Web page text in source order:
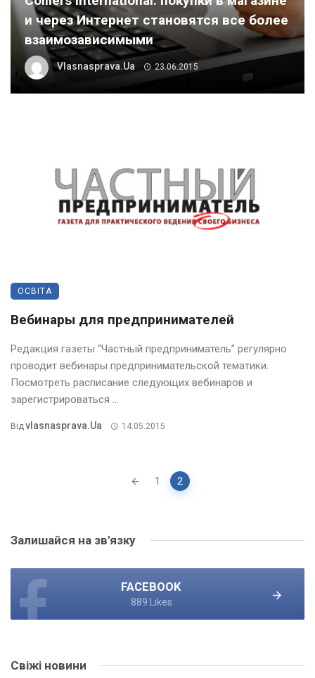
и через Интернет становятся все более
взаимозависимыми
Vlasnasprava.ua 23.06.2015
ОСВІТА
Вебинары для предпринимателей
Редакция газеты “Частный предприниматель” регулярно
проводит вебинары предпринимательской тематики.
Посмотреть расписание следующих вебинаров и
зарегистрироваться ...
ВідVlasnasprava.ua 14.05.2015
1 2
Залишайся на зв'язку
FACEBOOK
889 Likes
Свіжі новини